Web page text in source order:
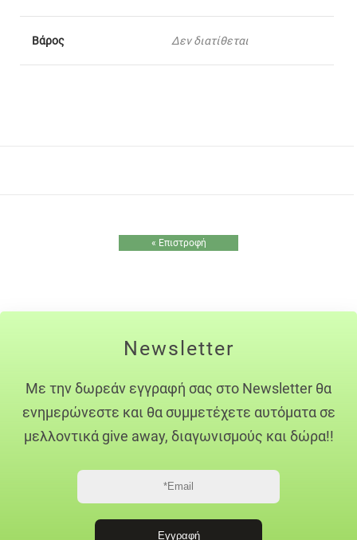
Βάρος Δεν διατίθεται
« Επιστροφή
Newsletter
Με την δωρεάν εγγραφή σας στο Newsletter θα
ενημερώνεστε και θα συμμετέχετε αυτόματα σε
μελλοντικά give away, διαγωνισμούς και δώρα!!